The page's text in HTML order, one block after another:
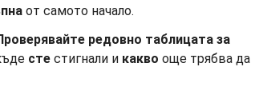
от самото начало.
редовно таблицата за
сте стигнали и какво още трябва да